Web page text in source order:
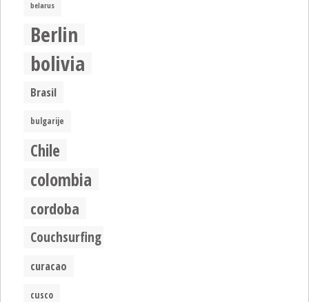
belarus
Berlin
bolivia
Brasil
bulgarije
Chile
colombia
cordoba
Couchsurfing
curacao
cusco